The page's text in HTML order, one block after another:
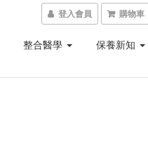
登入會員 購物車
整合醫學 保養新知